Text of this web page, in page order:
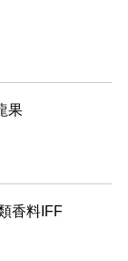
果
香料IFF